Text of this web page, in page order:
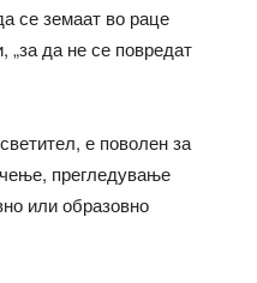
се земаат во раце
„за да не се повредат
е поволен за
прегледување
или образовно